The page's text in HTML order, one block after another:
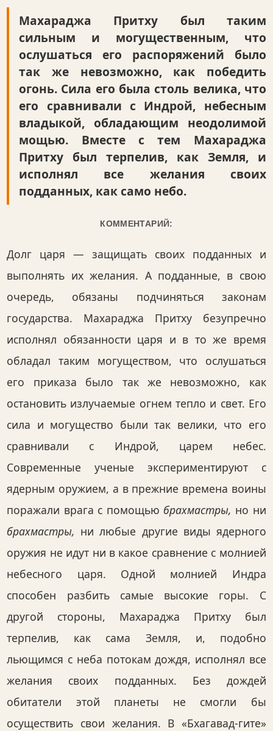
Махараджа Притху был таким
сильным и могущественным, что
ослушаться его распоряжений было
так же невозможно, как победить
огонь. Сила его была столь велика, что
его сравнивали с Индрой, небесным
владыкой, обладающим неодолимой
мощью. Вместе с тем Махараджа
Притху был терпелив, как Земля, и
исполнял все желания своих
подданных, как само небо.
КОММЕНТАРИЙ:
Долг царя — защищать своих подданных и
выполнять их желания. А подданные, в свою
очередь, обязаны подчиняться законам
государства. Махараджа Притху безупречно
исполнял обязанности царя и в то же время
обладал таким могуществом, что ослушаться
его приказа было так же невозможно, как
остановить излучаемые огнем тепло и свет. Его
сила и могущество были так велики, что его
сравнивали с Индрой, царем небес.
Современные ученые экспериментируют с
ядерным оружием, а в прежние времена воины
поражали врага с помощью брахмастры, но ни
брахмастры, ни любые другие виды ядерного
оружия не идут ни в какое сравнение с молнией
небесного царя. Одной молнией Индра
способен разбить самые высокие горы. С
другой стороны, Махараджа Притху был
терпелив, как сама Земля, и, подобно
льющимся с неба потокам дождя, исполнял все
желания своих подданных. Без дождей
обитатели этой планеты не смогли бы
осуществить свои желания. В «Бхагавад-гите»